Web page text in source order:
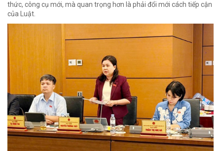
thức, công cụ mới, mà quan trọng hơn là phải đổi mới cách tiếp cận
của Luật.